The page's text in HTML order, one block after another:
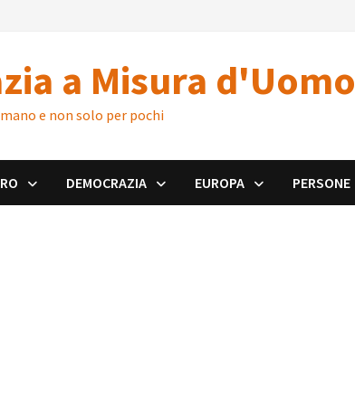
a Misura d'Uomo
e non solo per pochi
DEMOCRAZIA EUROPA PERSONE